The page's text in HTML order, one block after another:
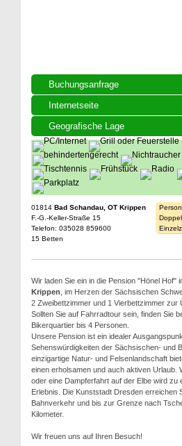
Buchungsanfrage
Internetseite
Geografische Lage
01814 Bad Schandau, OT Krippen
F.-G.-Keller-Straße 15
Telefon: 035028 859600
15 Betten
Wir laden Sie ein in die Pension "Hönel Hof"
Krippen , im Herzen der Sächsischen
2 Zweibettzimmer und 1 Vierbettzimmer zur
Sollten Sie auf Fahrradtour sein, finden Sie
Bikerquartier bis 4 Personen.
Unsere Pension ist ein idealer
Sehenswürdigkeiten der Sächsischen- und
einzigartige Natur- und Felsenlandschaft
einen erholsamen und auch aktiven Urlaub.
oder eine Dampferfahrt auf der Elbe wird zu
Erlebnis. Die Kunststadt Dresden erreichen
Bahnverkehr und bis zur Grenze nach
Kilometer.
Wir freuen uns auf Ihren Besuch!